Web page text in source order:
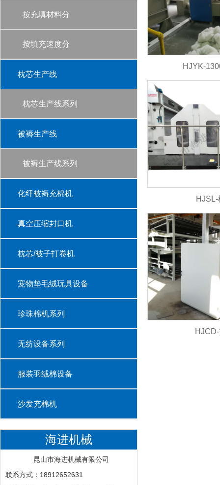
按充填材料分
按填充速度分
枕芯生产线
枕芯生产线系列
被褥生产线
被褥生产线系列
化纤被褥充棉机
真空压缩封口机
枕芯/被子打卷机
宠物垫毛绒玩具设备
珍珠棉机系列
无纺设备系列
服装羽绒棉设备
沙发充棉机
海进机械
昆山市海进机械有限公司
联系方式：18912652631
HJYK-
HJSL-